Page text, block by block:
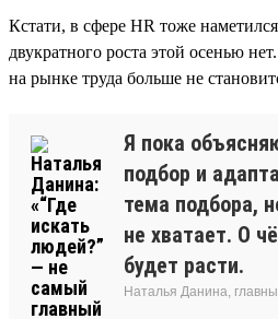
Кстати, в сфере HR тоже
двукратного роста этой осенью
на рынке труда больше не
Я пока
подбор и
тема подбора,
не хватает. О
будет расти.
Наталья Данина,